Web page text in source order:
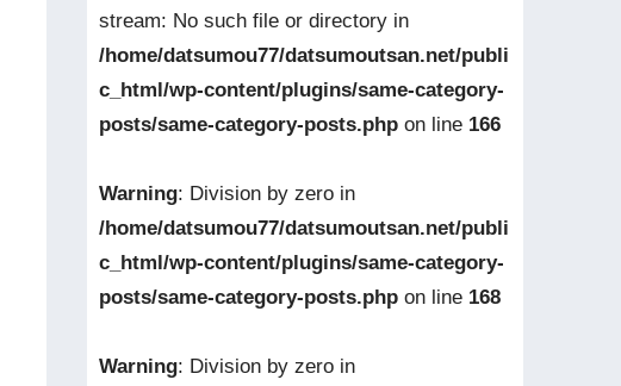
stream: No such file or directory in
/home/datsumou77/datsumoutsan.net/publi
c_html/wp-content/plugins/same-category-
posts/same-category-posts.php on line 166
Warning: Division by zero in
/home/datsumou77/datsumoutsan.net/publi
c_html/wp-content/plugins/same-category-
posts/same-category-posts.php on line 168
Warning: Division by zero in